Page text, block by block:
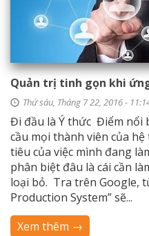
Quản trị tinh gọn khi
Thứ sáu, Tháng 7 22, 2016 -
Đi đầu là Ý thức Điểm nổi
cầu mọi thành viên của
tiêu của việc mình đang
phân biệt đâu là cái cần
loại bỏ. Tra trên Google,
Production System” sẽ...
Xem thêm →